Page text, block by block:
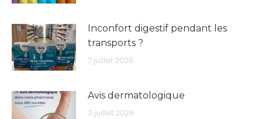
Inconfort digestif pendant les
transports ?
7 juillet 2026
Avis dermatologique
3 juillet 2026